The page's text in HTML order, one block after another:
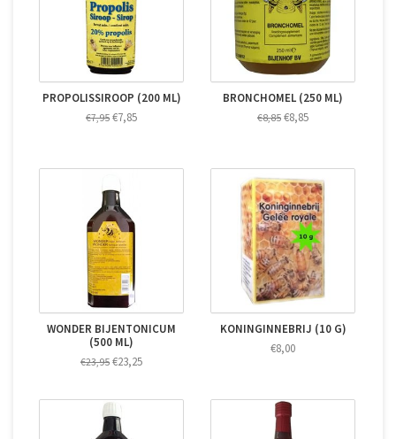
PROPOLISSIROOP (200 ML)
€7,95 €7,85
BRONCHOMEL (250 ML)
€8,85 €8,85
WONDER BIJENTONICUM
(500 ML)
€23,95 €23,25
KONINGINNEBRIJ (10 G)
€8,00